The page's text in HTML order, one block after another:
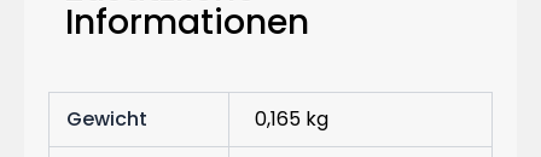
Informationen
Gewicht
0,165 kg